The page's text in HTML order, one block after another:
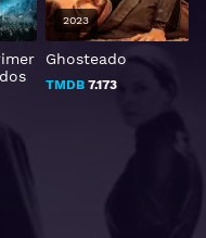
Ghosteado
TMDB7.173
2023